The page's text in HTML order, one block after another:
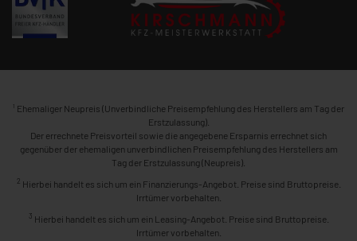
1 Ehemaliger Neupreis (Unverbindliche Preisempfehlung des Herstellers am Tag der
Erstzulassung).
Der errechnete Preisvorteil sowie die angegebene Ersparnis errechnet sich
gegenüber der ehemaligen unverbindlichen Preisempfehlung des Herstellers am
Tag der Erstzulassung (Neupreis).
2 Hierbei handelt es sich um ein Finanzierungs-Angebot. Preise sind Bruttopreise.
Irrtümer vorbehalten.
3 Hierbei handelt es sich um ein Leasing-Angebot. Preise sind Bruttopreise.
Irrtümer vorbehalten.